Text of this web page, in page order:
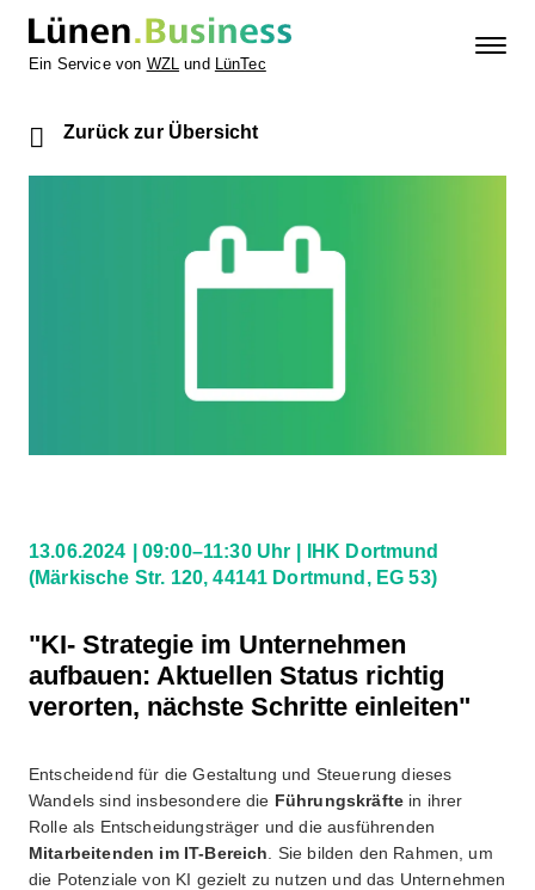
Ein Service von WZL und LünTec
Zurück zur Übersicht
13.06.2024 09:00–11:30 Uhr
IHK Dortmund
(Märkische Str. 120, 44141 Dortmund, EG 53)
"KI- Strategie im Unternehmen
aufbauen: Aktuellen Status richtig
verorten, nächste Schritte einleiten"
Entscheidend für die Gestaltung und Steuerung dieses
Wandels sind insbesondere die Führungskräfte in ihrer
Rolle als Entscheidungsträger und die ausführenden
Mitarbeitenden im IT-Bereich . Sie bilden den Rahmen, um
die Potenziale von KI gezielt zu nutzen und das Unternehmen